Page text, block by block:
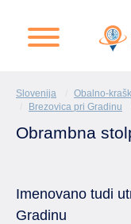
Slovenija Obalno-
Brezovica pri Gradinu
Obrambna
Imenovano tudi
Gradinu